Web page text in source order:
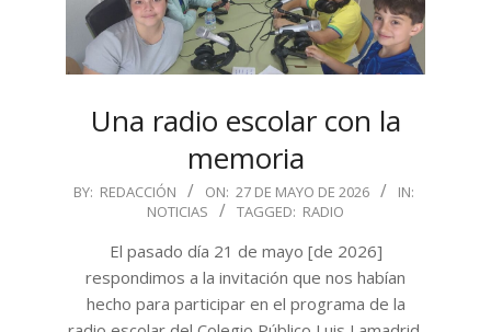
Una radio escolar con la
memoria
2026-
BY: REDACCIÓN ON: 27 DE MAYO DE 2026
IN:
NOTICIAS
TAGGED: RADIO
El pasado día 21 de mayo [de 2026]
respondimos a la invitación que nos habían
hecho para participar en el programa de la